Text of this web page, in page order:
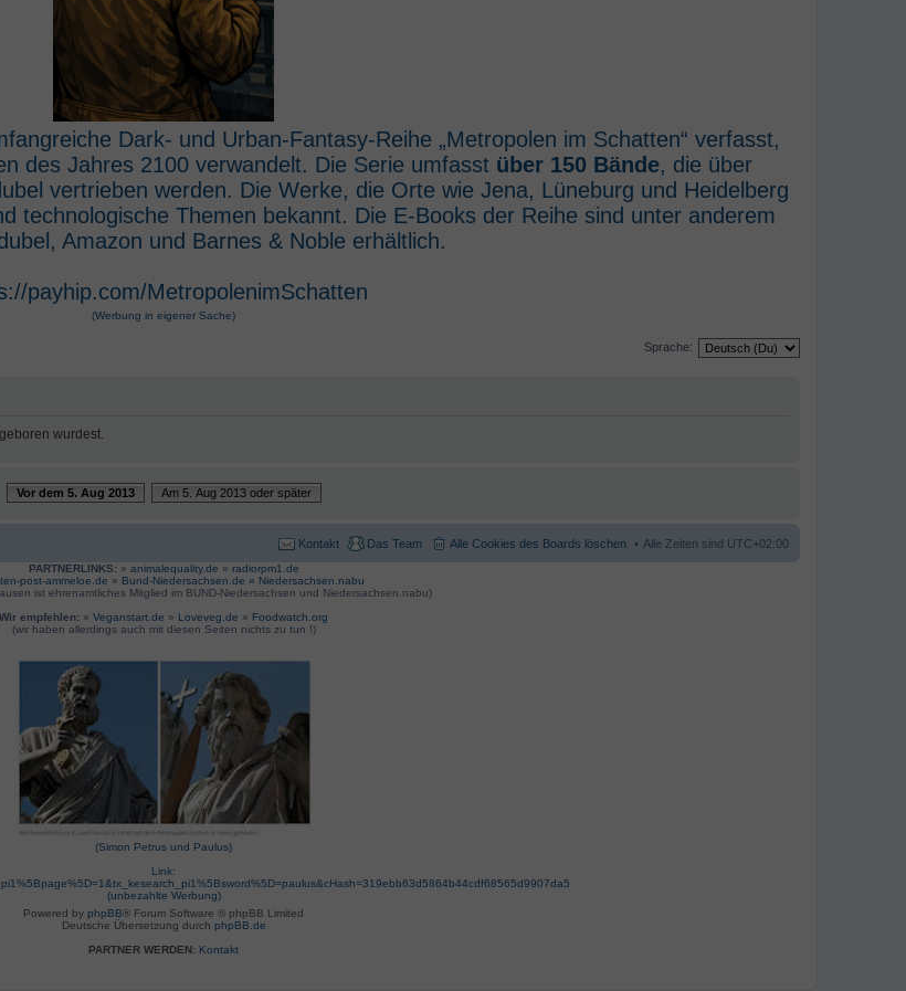
Dark- und Urban-Fantasy-Reihe „Metropolen im Schatten“ verfasst,
des Jahres 2100 verwandelt. Die Serie umfasst über 150 Bände, die über
vertrieben werden. Die Werke, die Orte wie Jena, Lüneburg und Heidelberg
technologische Themen bekannt. Die E-Books der Reihe sind unter anderem
Amazon und Barnes & Noble erhältlich.
payhip.com/MetropolenimSchatten
(Werbung in eigener Sache)
Sprache:
wurdest.
Vor dem 5. Aug 2013 Am 5. Aug 2013 oder später
Alle Zeiten sind UTC+02:00
Alle Cookies des Boards löschen
Das Team
Kontakt
PARTNERLINKS: » animalequality.de » radiorpm1.de
post-ammeloe.de » Bund-Niedersachsen.de » Niedersachsen.nabu
ist ehrenamtliches Mitglied im BUND-Niedersachsen und Niedersachsen.nabu)
Wir empfehlen: » Veganstart.de » Loveveg.de » Foodwatch.org
(wir haben allerdings auch mit diesen Seiten nichts zu tun !)
(Simon Petrus und Paulus)
Link:
(unbezahlte Werbung)
Powered by phpBB® Forum Software © phpBB Limited
Deutsche Übersetzung durch phpBB.de
PARTNER WERDEN: Kontakt